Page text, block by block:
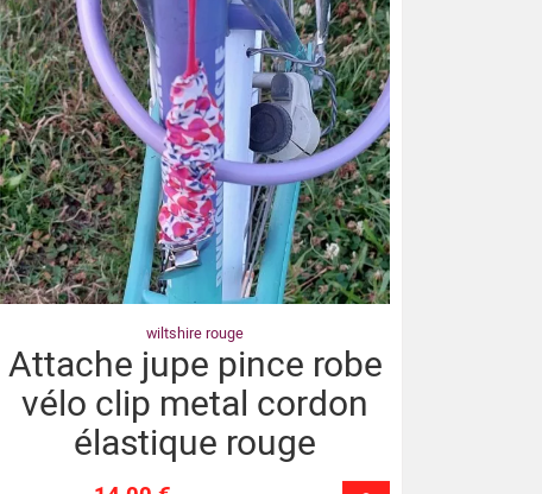
wiltshire rouge
Attache jupe pince robe
vélo clip metal cordon
élastique rouge